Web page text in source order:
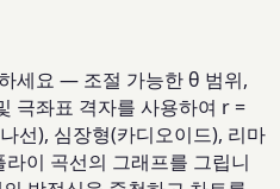
세요 — 조절 가능한 θ 범위,
극좌표 격자를 사용하여 r =
선), 심장형(카디오이드), 리마
이 곡선의 그래프를 그립니